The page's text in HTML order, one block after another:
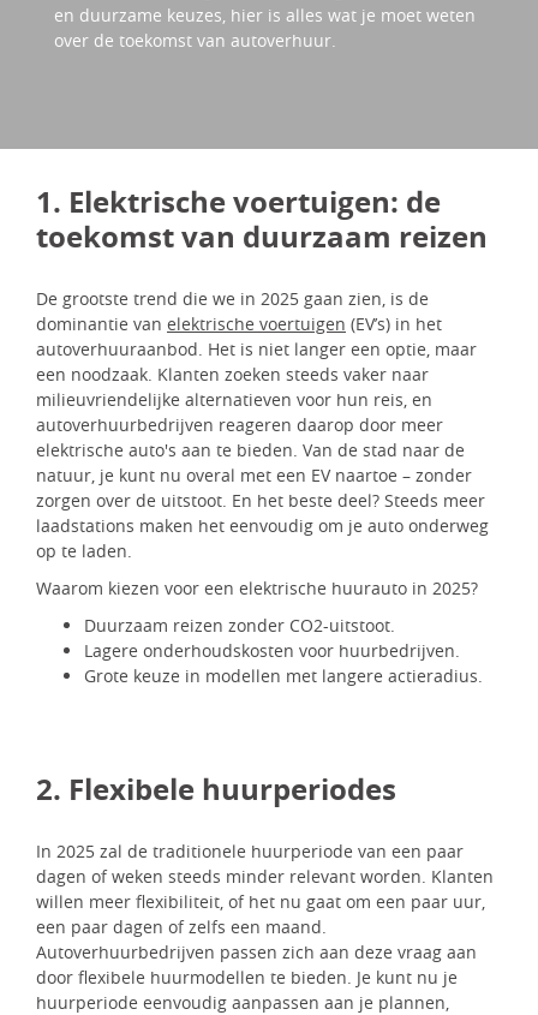
en duurzame keuzes, hier is alles wat je moet weten
over de toekomst van autoverhuur.
1. Elektrische voertuigen: de
toekomst van duurzaam reizen
De grootste trend die we in 2025 gaan zien, is de
dominantie van elektrische voertuigen (EV’s) in het
autoverhuuraanbod. Het is niet langer een optie, maar
een noodzaak. Klanten zoeken steeds vaker naar
milieuvriendelijke alternatieven voor hun reis, en
autoverhuurbedrijven reageren daarop door meer
elektrische auto's aan te bieden. Van de stad naar de
natuur, je kunt nu overal met een EV naartoe – zonder
zorgen over de uitstoot. En het beste deel? Steeds meer
laadstations maken het eenvoudig om je auto onderweg
op te laden.
Waarom kiezen voor een elektrische huurauto in 2025?
Duurzaam reizen zonder CO2-uitstoot.
Lagere onderhoudskosten voor huurbedrijven.
Grote keuze in modellen met langere actieradius.
2. Flexibele huurperiodes
In 2025 zal de traditionele huurperiode van een paar
dagen of weken steeds minder relevant worden. Klanten
willen meer flexibiliteit, of het nu gaat om een paar uur,
een paar dagen of zelfs een maand.
Autoverhuurbedrijven passen zich aan deze vraag aan
door flexibele huurmodellen te bieden. Je kunt nu je
huurperiode eenvoudig aanpassen aan je plannen,